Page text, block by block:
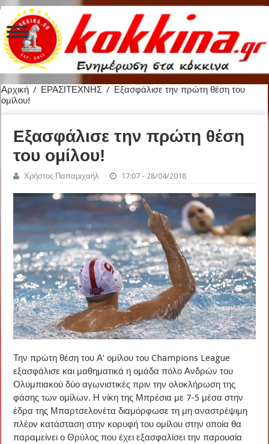
Αρχική / ΕΡΑΣΙΤΕΧΝΗΣ / Εξασφάλισε την πρώτη θέση του
ομίλου!
Εξασφάλισε την πρώτη θέση
του ομίλου!
Χρήστος Παπαμιχαήλ 17:07 - 28/04/2018
Την πρώτη θέση του Α’ ομίλου του Champions League
εξασφάλισε και μαθηματικά η ομάδα πόλο Ανδρών του
Ολυμπιακού δύο αγωνιστικές πριν την ολοκλήρωση της
φάσης των ομίλων. Η νίκη της Μπρέσια με 7-5 μέσα στην
έδρα της Μπαρτσελονέτα διαμόρφωσε τη μη αναστρέψιμη
πλέον κατάσταση στην κορυφή του ομίλου στην οποία θα
παραμείνει ο Θρύλος που έχει εξασφαλίσει την παρουσία